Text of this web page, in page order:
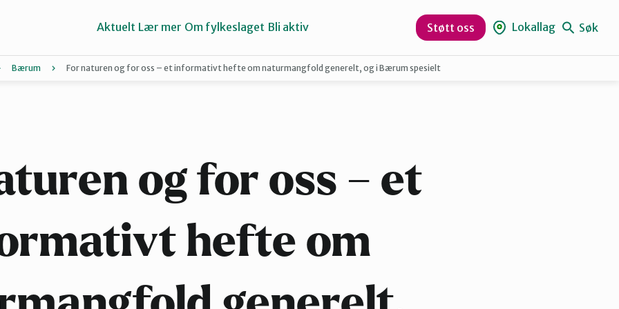
Hurum og Røyken
Aktuelt Lær mer Om fylkeslaget Bli aktiv Støtt oss Lokallag Søk
Bærum For naturen og for oss – et informativt hefte om naturmangfold generelt, og i Bærum spesielt
og for oss – et
hefte om